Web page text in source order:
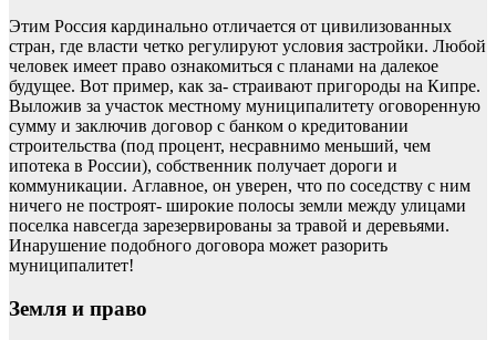
Этим Россия кардинально отличается от цивилизованных
стран, где власти четко регулируют условия застройки. Любой
человек имеет право ознакомиться с планами на далекое
будущее. Вот пример, как за- страивают пригороды на Кипре.
Выложив за участок местному муниципалитету оговоренную
сумму и заключив договор с банком о кредитовании
строительства (под процент, несравнимо меньший, чем
ипотека в России), собственник получает дороги и
коммуникации. Аглавное, он уверен, что по соседству с ним
ничего не построят- широкие полосы земли между улицами
поселка навсегда зарезервированы за травой и деревьями.
Инарушение подобного договора может разорить
муниципалитет!
Земля и право